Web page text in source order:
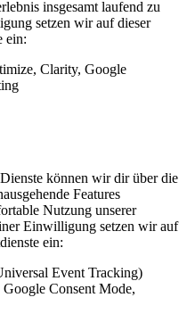
insgesamt laufend zu
setzen wir auf dieser
ein:
Clarity, Google
können wir dir über die
Features
Nutzung unserer
Einwilligung setzen wir auf
ein:
Event Tracking)
Consent Mode,